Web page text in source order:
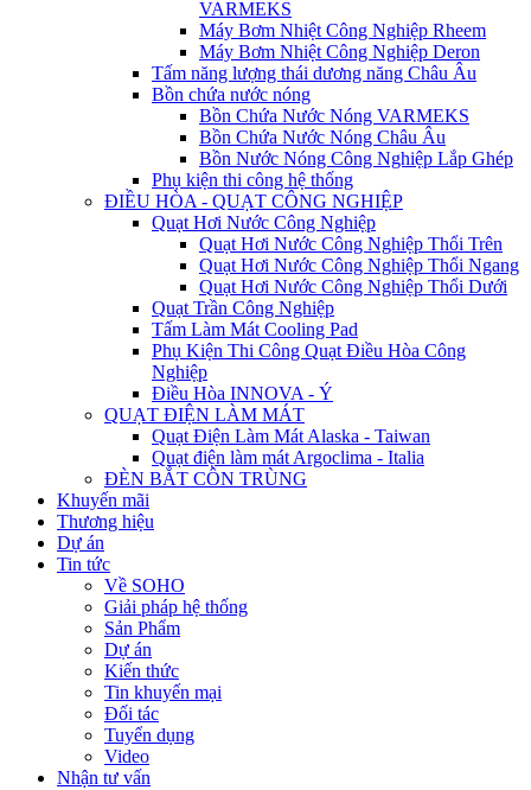
VARMEKS
Máy Bơm Nhiệt Công Nghiệp Rheem
Máy Bơm Nhiệt Công Nghiệp Deron
Tấm năng lượng thái dương năng Châu Âu
Bồn chứa nước nóng
Bồn Chứa Nước Nóng VARMEKS
Bồn Chứa Nước Nóng Châu Âu
Bồn Nước Nóng Công Nghiệp Lắp Ghép
Phụ kiện thi công hệ thống
ĐIỀU HÒA - QUẠT CÔNG NGHIỆP
Quạt Hơi Nước Công Nghiệp
Quạt Hơi Nước Công Nghiệp Thổi Trên
Quạt Hơi Nước Công Nghiệp Thổi Ngang
Quạt Hơi Nước Công Nghiệp Thổi Dưới
Quạt Trần Công Nghiệp
Tấm Làm Mát Cooling Pad
Phụ Kiện Thi Công Quạt Điều Hòa Công
Nghiệp
Điều Hòa INNOVA - Ý
QUẠT ĐIỆN LÀM MÁT
Quạt Điện Làm Mát Alaska - Taiwan
Quạt điện làm mát Argoclima - Italia
ĐÈN BẮT CÔN TRÙNG
Khuyến mãi
Thương hiệu
Dự án
Tin tức
Về SOHO
Giải pháp hệ thống
Sản Phẩm
Dự án
Kiến thức
Tin khuyến mại
Đối tác
Tuyển dụng
Video
Nhận tư vấn